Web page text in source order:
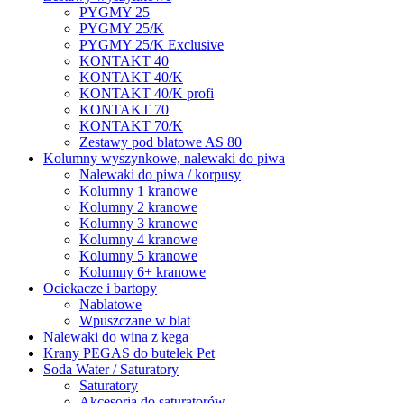
PYGMY 25
PYGMY 25/K
PYGMY 25/K Exclusive
KONTAKT 40
KONTAKT 40/K
KONTAKT 40/K profi
KONTAKT 70
KONTAKT 70/K
Zestawy pod blatowe AS 80
Kolumny wyszynkowe, nalewaki do piwa
Nalewaki do piwa / korpusy
Kolumny 1 kranowe
Kolumny 2 kranowe
Kolumny 3 kranowe
Kolumny 4 kranowe
Kolumny 5 kranowe
Kolumny 6+ kranowe
Ociekacze i bartopy
Nablatowe
Wpuszczane w blat
Nalewaki do wina z kega
Krany PEGAS do butelek Pet
Soda Water / Saturatory
Saturatory